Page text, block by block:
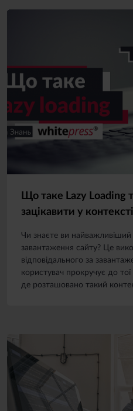
Що таке Lazy Loading
зацікавити у
Чи знаєте ви
завантаження сайту? Це
відповідального за
користувач прокручує до тої
де розташовано такий